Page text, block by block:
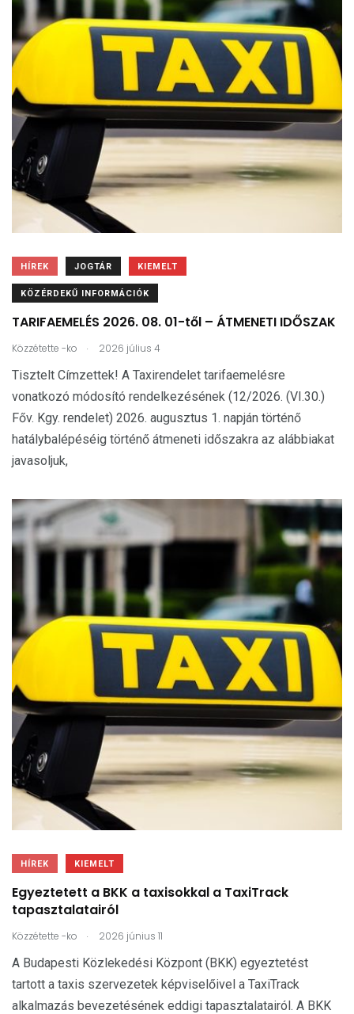
HÍREK JOGTÁR KIEMELT
KÖZÉRDEKŰ INFORMÁCIÓK
TARIFAEMELÉS 2026. 08. 01-től – ÁTMENETI IDŐSZAK
Közzétette -ko . 2026 július 4
Tisztelt Címzettek! A Taxirendelet tarifaemelésre
vonatkozó módosító rendelkezésének (12/2026. (VI.30.)
Főv. Kgy. rendelet) 2026. augusztus 1. napján történő
hatálybalépéséig történő átmeneti időszakra az alábbiakat
javasoljuk,
HÍREK KIEMELT
Egyeztetett a BKK a taxisokkal a TaxiTrack
tapasztalatairól
Közzétette -ko . 2026 június 11
A Budapesti Közlekedési Központ (BKK) egyeztetést
tartott a taxis szervezetek képviselőivel a TaxiTrack
alkalmazás bevezetésének eddigi tapasztalatairól. A BKK